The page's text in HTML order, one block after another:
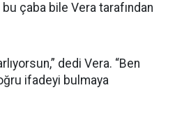
çaba bile Vera tarafından
dedi Vera. “Ben
ifadeyi bulmaya